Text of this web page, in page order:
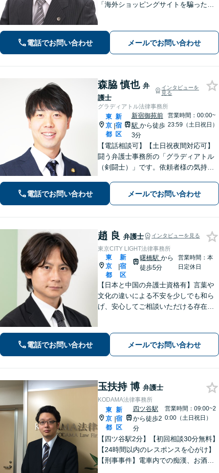
「海外ショッピングサイトを騙った詐
少しでも多くの返金が得られるよう尽
力します！
電話でお問い合わせ メールでお問い合わせ
森脇 慎也 弁
護士
インタビューを
見る
グラディアトル法律事務所
東
京
都
|
新
宿
区
新宿御苑前
駅 から徒歩
3分
営業時間：00:00~
23:59（土日祝日）
【電話相談可】【土日祝夜間対応可】
闘う弁護士事務所の「グラディアトル
（剣闘士）」です。依頼者様の気持ち
確固たるスタイルを貫きます。離婚・
刑事事件・相続など何でもご相談くだ
電話でお問い合わせ メールでお問い合わせ
趙 良 弁護士 インタビューを見る
東京CITY LIGHT法律事務所
東
京
都
|
新
宿
区
曙橋駅から
徒歩5分
営業時間：本
日定休日
【日本と中国の弁護士資格有】言葉や
文化の違いによる不安を少しでも和ら
げ、安心してご相談いただける存在で
策をご提案します。お気軽にご相談く
ださい【初回相談無料】
電話でお問い合わせ メールでお問い合わせ
玉扶持 博 弁護士
KODAMA法律事務所
東
京
都
|
新
宿
区
四ツ谷駅
から徒歩2
分
営業時間：09:00~2
0:00（土日祝日）
【四ツ谷駅2分】【初回相談30分無料】
【24時間以内のレスポンスを心がけ】
【刑事事件】電車内での痴漢、お酒を